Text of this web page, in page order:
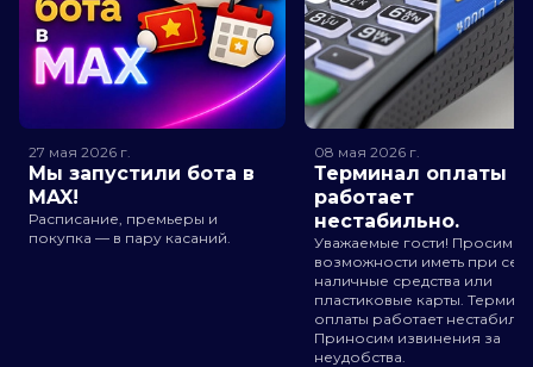
27 мая 2026 г.
Мы запустили бота в
MAX!
Расписание, премьеры и
покупка — в пару касаний.
08 мая 2026 г.
Терминал оплаты
работает
нестабильно.
Уважаемые гости! Просим
возможности иметь при
наличные средства или
пластиковые карты.
оплаты работает
Приносим извинения за
неудобства.